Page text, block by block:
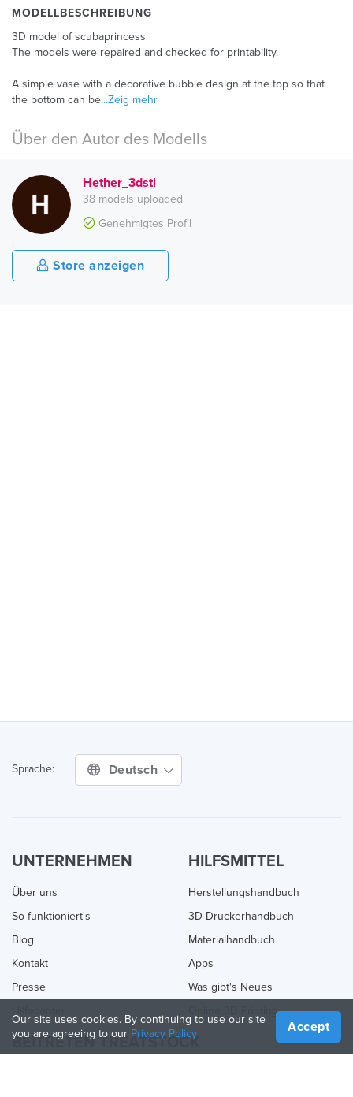
MODELLBESCHREIBUNG
3D model of scubaprincess
The models were repaired and checked for printability.
A simple vase with a decorative bubble design at the top so that
the bottom can be...Zeig mehr
Über den Autor des Modells
Hether_3dstl
38 models uploaded
Genehmigtes Profil
Store anzeigen
Sprache: Deutsch
UNTERNEHMEN
Über uns
So funktioniert's
Blog
Kontakt
Presse
HILFSMITTEL
Herstellungshandbuch
3D-Druckerhandbuch
Materialhandbuch
Apps
Was gibt's Neues
Online 3D Printing
BEITRETEN TREATSTOCK
Our site uses cookies. By continuing to use our site
you are agreeing to our Privacy Policy Accept